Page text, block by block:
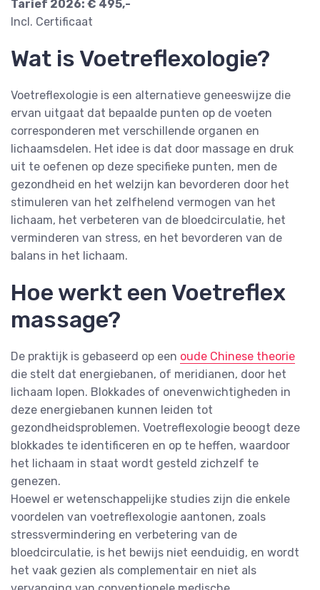
Tarief 2026: € 495,-
Incl. Certificaat
Wat is Voetreflexologie?
Voetreflexologie is een alternatieve geneeswijze die
ervan uitgaat dat bepaalde punten op de voeten
corresponderen met verschillende organen en
lichaamsdelen. Het idee is dat door massage en druk
uit te oefenen op deze specifieke punten, men de
gezondheid en het welzijn kan bevorderen door het
stimuleren van het zelfhelend vermogen van het
lichaam, het verbeteren van de bloedcirculatie, het
verminderen van stress, en het bevorderen van de
balans in het lichaam.
Hoe werkt een Voetreflex
massage?
De praktijk is gebaseerd op een oude Chinese theorie
die stelt dat energiebanen, of meridianen, door het
lichaam lopen. Blokkades of onevenwichtigheden in
deze energiebanen kunnen leiden tot
gezondheidsproblemen. Voetreflexologie beoogt deze
blokkades te identificeren en op te heffen, waardoor
het lichaam in staat wordt gesteld zichzelf te
genezen.
Hoewel er wetenschappelijke studies zijn die enkele
voordelen van voetreflexologie aantonen, zoals
stressvermindering en verbetering van de
bloedcirculatie, is het bewijs niet eenduidig, en wordt
het vaak gezien als complementair en niet als